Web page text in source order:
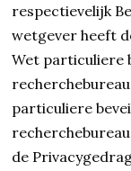
respectievelijk
wetgever heeft
Wet particuliere
particuliere
de